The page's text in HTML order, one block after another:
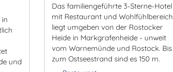
in
und
Das familiengeführte 3-Sterne-Hotel
mit Restaurant und Wohlfühlbereich
liegt umgeben von der Rostocker
Heide in Markgrafenheide - unweit
vom Warnemünde und Rostock. Bis
zum Ostseestrand sind es 150 m.